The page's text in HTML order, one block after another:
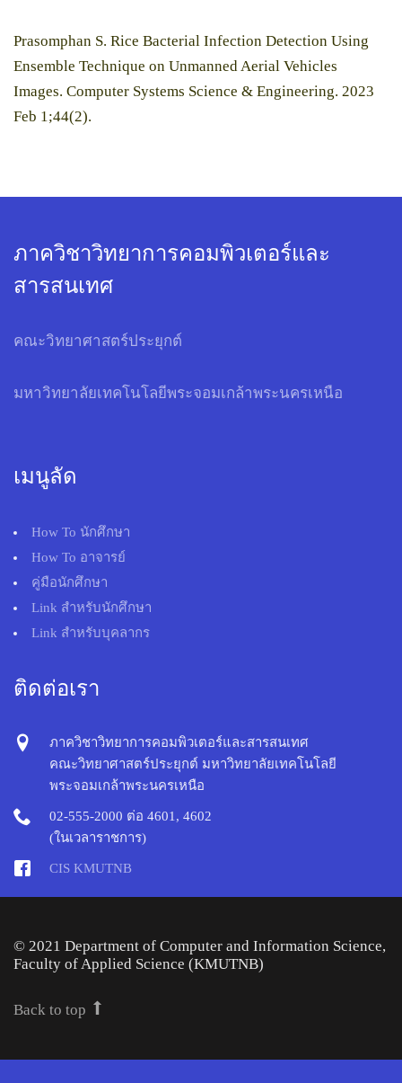
Prasomphan S. Rice Bacterial Infection Detection Using
Ensemble Technique on Unmanned Aerial Vehicles
Images. Computer Systems Science & Engineering. 2023
Feb 1;44(2).
ภาควิชาวิทยาการคอมพิวเตอร์และ
สารสนเทศ
คณะวิทยาศาสตร์ประยุกต์
มหาวิทยาลัยเทคโนโลยีพระจอมเกล้าพระนครเหนือ
เมนูลัด
How To นักศึกษา
How To อาจารย์
คู่มือนักศึกษา
Link สำหรับนักศึกษา
Link สำหรับบุคลากร
ติดต่อเรา
ภาควิชาวิทยาการคอมพิวเตอร์และสารสนเทศ
คณะวิทยาศาสตร์ประยุกต์ มหาวิทยาลัยเทคโนโลยี
พระจอมเกล้าพระนครเหนือ
02-555-2000 ต่อ 4601, 4602
(ในเวลาราชการ)
CIS KMUTNB
© 2021 Department of Computer and Information Science,
Faculty of Applied Science (KMUTNB)
Back to top